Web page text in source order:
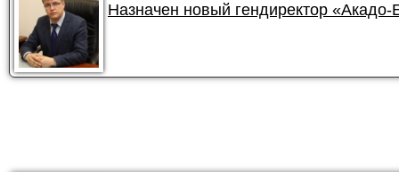
Назначен новый гендиректор «Акадо-